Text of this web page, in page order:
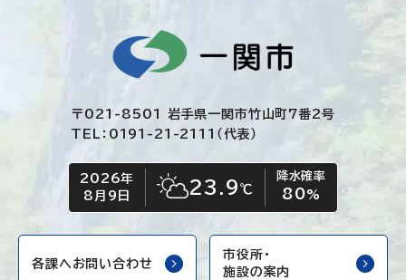
〒021-8501 岩手県一関市竹山町7番2号
TEL：0191-21-2111（代表）
今日の日付
2026年
8月9日
今日の天気
晴れ時々くもり
23.9℃
降水確率
80%
各課へお問い合わせ
市役所・
施設の案内